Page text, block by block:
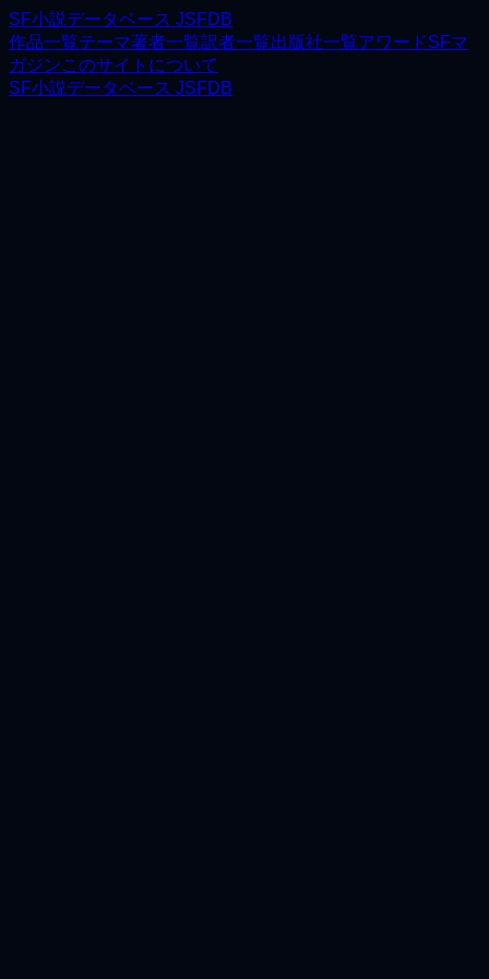
SF小説データベース JSFDB
作品一覧テーマ著者一覧訳者一覧出版社一覧アワードSFマ
ガジンこのサイトについて
SF小説データベース JSFDB